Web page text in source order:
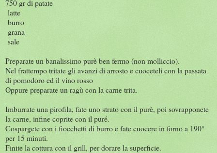
750 gr di patate
latte
burro
grana
sale
Preparate un banalissimo purè ben fermo (non molliccio).
Nel frattempo tritate gli avanzi di arrosto e cuoceteli con la passata
di pomodoro ed il vino rosso
Oppure preparate un ragù con la carne trita.
Imburrate una pirofila, fate uno strato con il purè, poi sovrapponete
la carne, infine coprite con il puré.
Cospargete con i fiocchetti di burro e fate cuocere in forno a 190°
per 15 minuti.
Finite la cottura con il grill, per dorare la superficie.